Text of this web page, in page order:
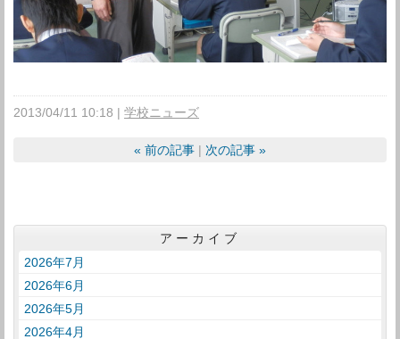
2013/04/11 10:18 学校ニューズ
« 前の記事 次の記事 »
アーカイブ
2026年7月
2026年6月
2026年5月
2026年4月